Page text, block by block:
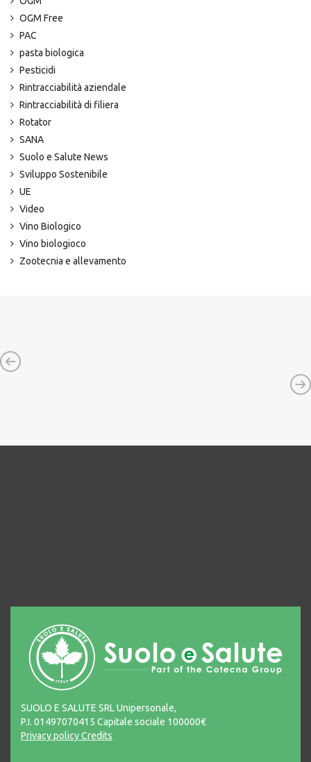
OGM Free
PAC
pasta biologica
Pesticidi
Rintracciabilità aziendale
Rintracciabilità di filiera
Rotator
SANA
Suolo e Salute News
Sviluppo Sostenibile
UE
Video
Vino Biologico
Vino biologioco
Zootecnia e allevamento
SUOLO E SALUTE SRL Unipersonale,
P.I. 01497070415 Capitale sociale 100000€
Privacy policyCredits